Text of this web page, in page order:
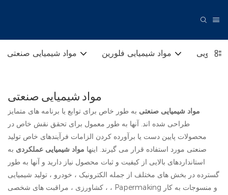
مواد شیمیایی صنعتی مواد شیمیایی فلورین دارویی
مواد شیمیایی صنعتی
مواد شیمیایی صنعتی به طور خاص برای توابع یا برنامه های متمایز
طراحی شده اند. آنها به طور معمول برای تحقق نقش خاص در
محصولات پایین دست یا برآورده کردن الزامات فرآیندهای خاص تولید
صنعتی مورد استفاده قرار می گیرند. اینها مواد شیمیایی عملکردی به
استانداردهای بالایی از کیفیت و ثبات محصول نیاز دارید و آنها به طور
گسترده در بخش های مختلف از جمله الکترونیک ، خودرو ، تولید شیمیایی
، کشاورزی ، مراقبت های شخصی ، Papermaking و منسوجات به کار